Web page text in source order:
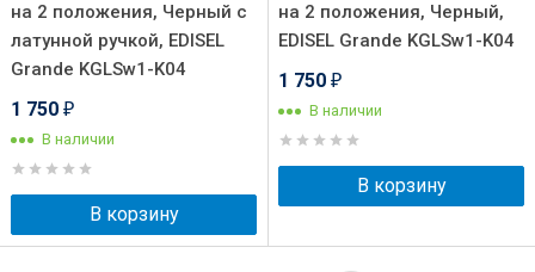
на 2 положения, Черный с
латунной ручкой, EDISEL
Grande KGLSw1-K04
1 750 ₽
В наличии
В корзину
на 2 положения, Черный,
EDISEL Grande KGLSw1-K04
1 750 ₽
В наличии
В корзину